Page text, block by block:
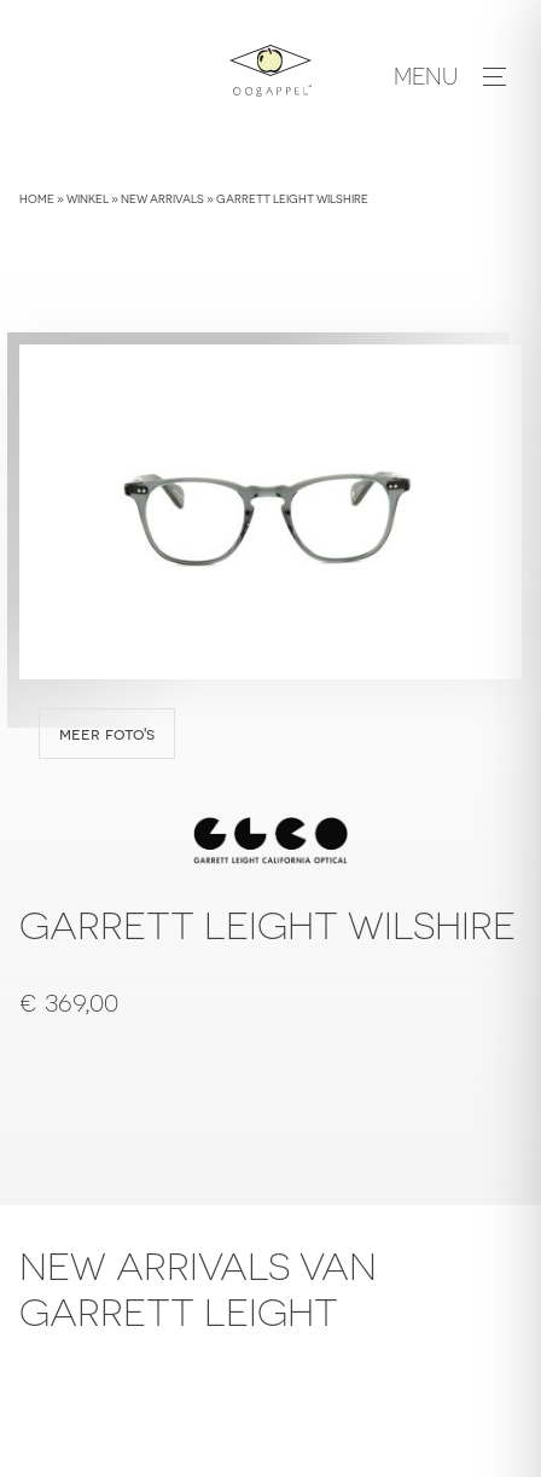
MENU
HOME»WINKEL »NEW ARRIVALS»GARRETT LEIGHT WILSHIRE
meer foto's
GARRETT LEIGHT WILSHIRE
€ 369,00
NEW ARRIVALS VAN
GARRETT LEIGHT